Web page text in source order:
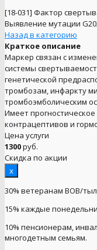
[18-031] Фактор
Выявление мутации
Назад в категорию
Краткое описание
Маркер связан с
системы
генетической
тромбозам, инфаркту
тромбоэмболическим
Имеет
контрацептивов и
Цена услуги
1300руб.
Скидка по акции
x
30% ветеранам ВОВ/
15% каждые
10% пенсионерам,
многодетным семьям.